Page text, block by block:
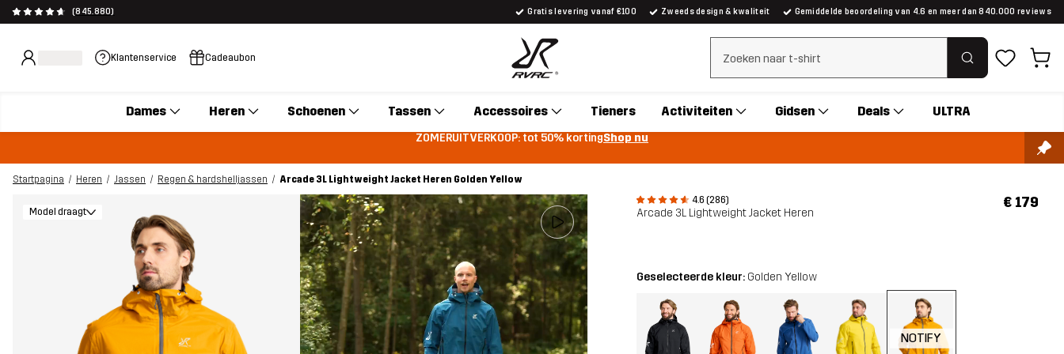
(845.880) Gratis levering vanaf €100 Zweeds design & kwaliteit Gemiddelde beoordeling van 4.6 en meer dan 840.000 reviews
Klantenservice Cadeaubon Zoeken wissen
Dames Heren Schoenen Tassen Accessoires Tieners Activiteiten Gidsen Deals ULTRA
ZOMERUITVERKOOP: tot 50% kortingShop nu
Startpagina Heren Jassen Regen & hardshelljassen
Arcade 3L Lightweight Jacket Heren Golden Yellow
4.6 (286)
Arcade 3L Lightweight Jacket Heren
€ 179
Model draagt
Geselecteerde kleur: Golden Yellow
NOTIFY